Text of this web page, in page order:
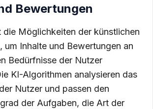
Bewertungen
die Möglichkeiten der künstlichen
um Inhalte und Bewertungen an
Bedürfnisse der Nutzer
KI-Algorithmen analysieren das
Nutzer und passen den
der Aufgaben, die Art der